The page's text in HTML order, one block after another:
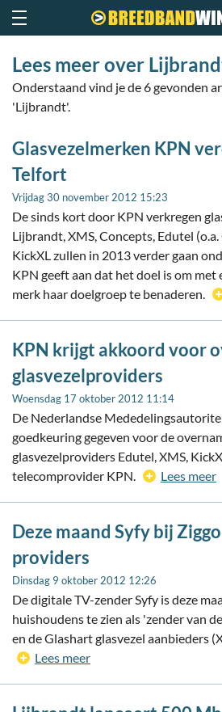
Lees meer over
Onderstaand vind je de 6 gevonden
'Lijbrandt'.
Glasvezelmerken KPN
Telfort
Vrijdag 30 november 2012 15:23
De sinds kort door KPN verkregen
Lijbrandt, XMS, Concepts, Edutel
KickXL zullen in 2013 verder gaan
KPN geeft aan dat het doel is om met
merk haar doelgroep te benaderen.
KPN krijgt akkoord voor
glasvezelproviders
Woensdag 17 oktober 2012 11:14
De Nederlandse
goedkeuring gegeven voor de
glasvezelproviders Edutel, XMS,
telecomprovider KPN.
Lees meer
Deze maand Syfy bij
providers
Dinsdag 9 oktober 2012 12:26
De digitale TV-zender Syfy is deze
huishoudens te zien als 'zender van
en de Glashart glasvezel aanbieders
Lees meer